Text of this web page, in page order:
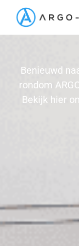
Benieuwd
rondom
Bekijk hier